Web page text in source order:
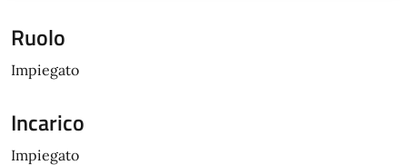
Ruolo
Impiegato
Incarico
Impiegato